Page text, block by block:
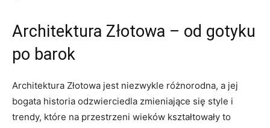
Architektura Złotowa – ‌od gotyku
po barok
Architektura Złotowa jest niezwykle różnorodna, a jej
bogata historia ⁣odzwierciedla ⁢zmieniające się style i
trendy, które na przestrzeni⁤ wieków kształtowały to